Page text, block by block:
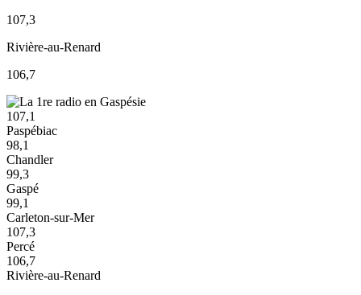
107,3
Rivière-au-Renard
106,7
107,1
Paspébiac
98,1
Chandler
99,3
Gaspé
99,1
Carleton-sur-Mer
107,3
Percé
106,7
Rivière-au-Renard